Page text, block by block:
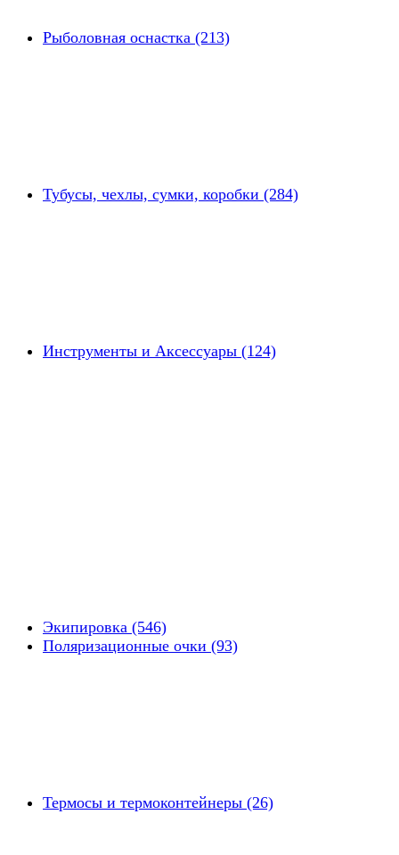
Рыболовная оснастка (213)
Тубусы, чехлы, сумки, коробки (284)
Инструменты и Аксессуары (124)
Экипировка (546)
Поляризационные очки (93)
Термосы и термоконтейнеры (26)